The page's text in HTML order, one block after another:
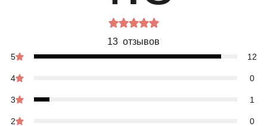
13 отзывов
5 12
4 0
3 1
2 0